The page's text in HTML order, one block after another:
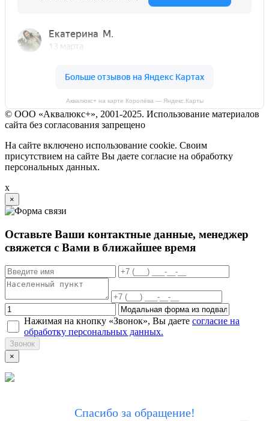
Аквалюкс+ на карте Королёва — Яндекс.Карты
© ООО «Аквалюкс+», 2001-2025. Использование материалов
сайта без согласования запрещено
На сайте включено использование cookie. Своим
присутствием на сайте Вы даете согласие на обработку
персональных данных.
x
×
Оставьте Ваши контактные данные, менеджер
свяжется с Вами в ближайшее время
Нажимая на кнопку «Звонок», Вы даете согласие на
обработку персональных данных.
Звонок
×
Спасибо за обращение!